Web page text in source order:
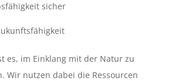
sicher
es, im Einklang mit der Natur zu
Wir nutzen dabei die Ressourcen